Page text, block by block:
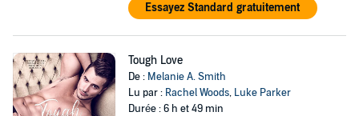
Essayez Standard gratuitement
Tough Love
De : Melanie A. Smith
Lu par : Rachel Woods, Luke Parker
Durée : 6 h et 49 min